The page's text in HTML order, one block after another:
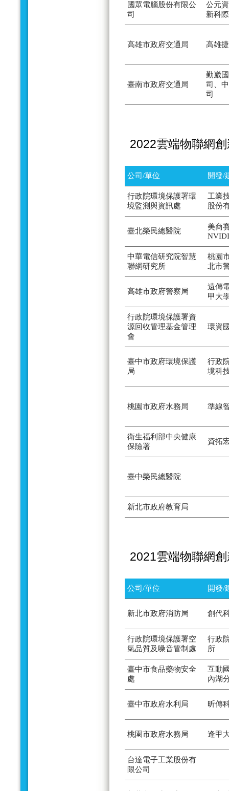
國眾電腦股份有限公
司
公元
新科
高雄市政府交通局 高雄
臺南市政府交通局
勤崴
司、
司
2022雲端物聯網
公司/單位 開發/
行政院環境保護署環
境監測與資訊處
工業
股份
臺北榮民總醫院
美商
中華電信研究院智慧
聯網研究所
桃園
北市
高雄市政府警察局
遠傳
甲大
行政院環境保護署資
源回收管理基金管理
會
環資
臺中市政府環境保護
局
行政
境科
桃園市政府水務局 準線
衛生福利部中央健康
保險署
資拓
臺中榮民總醫院
新北市政府教育局
2021雲端物聯網
公司/單位 開發/
新北市政府消防局 創代
行政院環境保護署空
氣品質及噪音管制處
行政
所
臺中市食品藥物安全
處
互動
內湖
臺中市政府水利局 昕傳
桃園市政府水務局 逢甲
台達電子工業股份有
限公司